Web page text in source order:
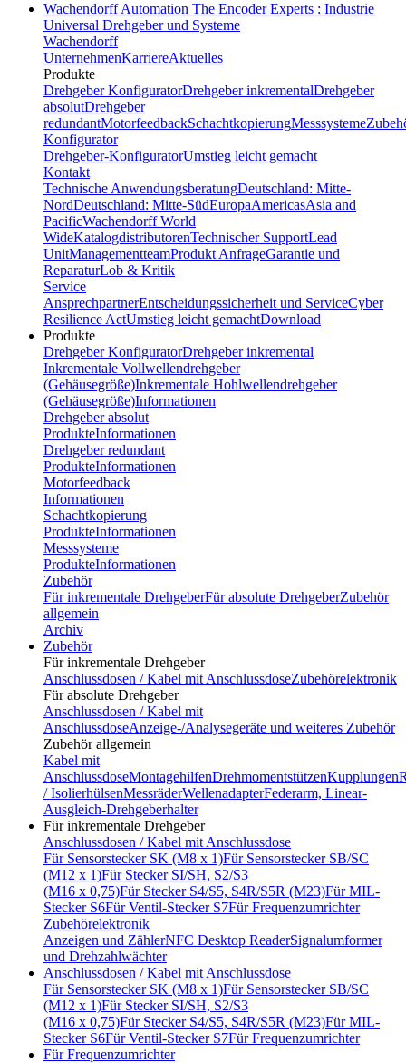
Wachendorff Automation The Encoder Experts : Industrie
Universal Drehgeber und Systeme
Wachendorff
UnternehmenKarriereAktuelles
Produkte
Drehgeber KonfiguratorDrehgeber inkrementalDrehgeber
absolutDrehgeber
redundantMotorfeedbackSchachtkopierungMesssysteme
Konfigurator
Drehgeber-KonfiguratorUmstieg leicht gemacht
Kontakt
Technische AnwendungsberatungDeutschland: Mitte-
NordDeutschland: Mitte-SüdEuropaAmericasAsia and
PacificWachendorff World
WideKatalogdistributorenTechnischer SupportLead
UnitManagementteamProdukt AnfrageGarantie und
ReparaturLob & Kritik
Service
AnsprechpartnerEntscheidungssicherheit und ServiceCyber
Resilience ActUmstieg leicht gemachtDownload
Produkte
Drehgeber KonfiguratorDrehgeber inkremental
Inkrementale Vollwellendrehgeber
(Gehäusegröße)Inkrementale Hohlwellendrehgeber
(Gehäusegröße)Informationen
Drehgeber absolut
ProdukteInformationen
Drehgeber redundant
ProdukteInformationen
Motorfeedback
Informationen
Schachtkopierung
ProdukteInformationen
Messsysteme
ProdukteInformationen
Zubehör
Für inkrementale DrehgeberFür absolute DrehgeberZubehör
allgemein
Archiv
Zubehör
Für inkrementale Drehgeber
Anschlussdosen / Kabel mit AnschlussdoseZubehörelektronik
Für absolute Drehgeber
Anschlussdosen / Kabel mit
AnschlussdoseAnzeige-/Analysegeräte und weiteres Zubehör
Zubehör allgemein
Kabel mit
AnschlussdoseMontagehilfenDrehmomentstützenKupplungen
/ IsolierhülsenMessräderWellenadapterFederarm, Linear-
Ausgleich-Drehgeberhalter
Für inkrementale Drehgeber
Anschlussdosen / Kabel mit Anschlussdose
Für Sensorstecker SK (M8 x 1)Für Sensorstecker SB/SC
(M12 x 1)Für Stecker SI/SH, S2/S3
(M16 x 0,75)Für Stecker S4/S5, S4R/S5R (M23)Für MIL-
Stecker S6Für Ventil-Stecker S7Für Frequenzumrichter
Zubehörelektronik
Anzeigen und ZählerNFC Desktop ReaderSignalumformer
und Drehzahlwächter
Anschlussdosen / Kabel mit Anschlussdose
Für Sensorstecker SK (M8 x 1)Für Sensorstecker SB/SC
(M12 x 1)Für Stecker SI/SH, S2/S3
(M16 x 0,75)Für Stecker S4/S5, S4R/S5R (M23)Für MIL-
Stecker S6Für Ventil-Stecker S7Für Frequenzumrichter
Für Frequenzumrichter